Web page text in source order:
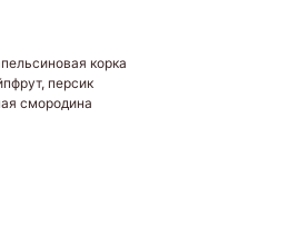
корка
персик
смородина